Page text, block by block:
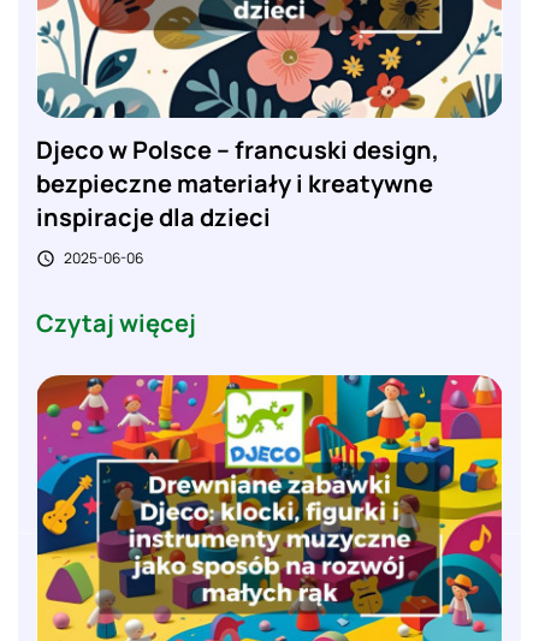
Djeco w Polsce – francuski design,
bezpieczne materiały i kreatywne
inspiracje dla dzieci
 2025-06-06
Czytaj więcej